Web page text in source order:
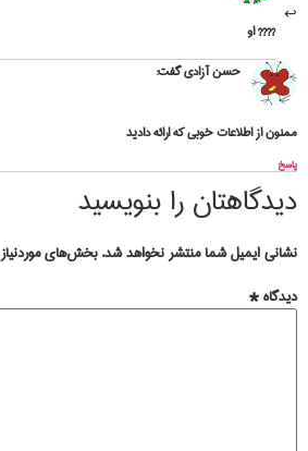
???? او
حسن آزادیگفت:
ممنون از اطلاعات خوبی که ارائه دادید
پاسخ
دیدگاهتان را بنویسید
نشانی ایمیل شما منتشر نخواهد شد. بخش‌های
دیدگاه*